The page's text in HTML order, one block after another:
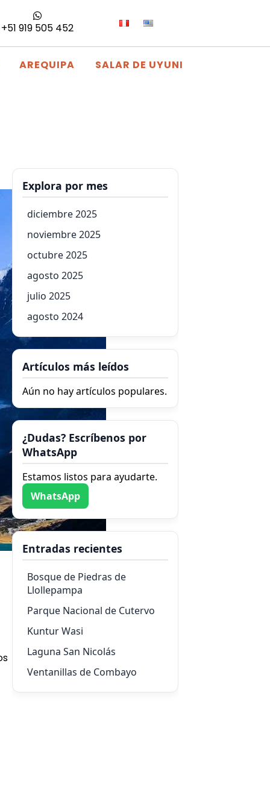
+51 919 505 452
AREQUIPA SALAR DE UYUNI
Explora por mes
diciembre 2025
noviembre 2025
octubre 2025
agosto 2025
julio 2025
agosto 2024
Artículos más leídos
Aún no hay artículos populares.
¿Dudas? Escríbenos por
WhatsApp
Estamos listos para ayudarte.
WhatsApp
Entradas recientes
Bosque de Piedras de
Llollepampa
Parque Nacional de Cutervo
Kuntur Wasi
Laguna San Nicolás
Ventanillas de Combayo